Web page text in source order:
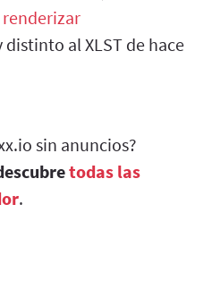
distinto al XLST de hace
sin anuncios?
todas las
.